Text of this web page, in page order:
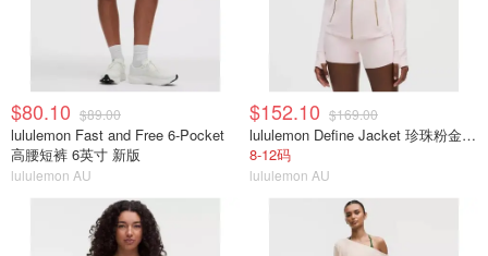
$80.10 $89.00
lululemon Fast and Free 6-Pocket
高腰短裤 6英寸 新版
lululemon AU
$152.10 $169.00
lululemon Define Jacket 珍珠粉金拉链
8-12码
lululemon AU